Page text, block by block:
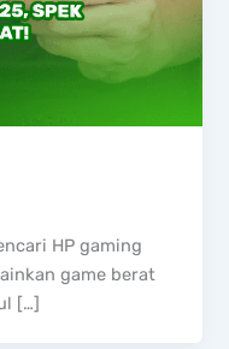
HP gaming
game berat
[…]